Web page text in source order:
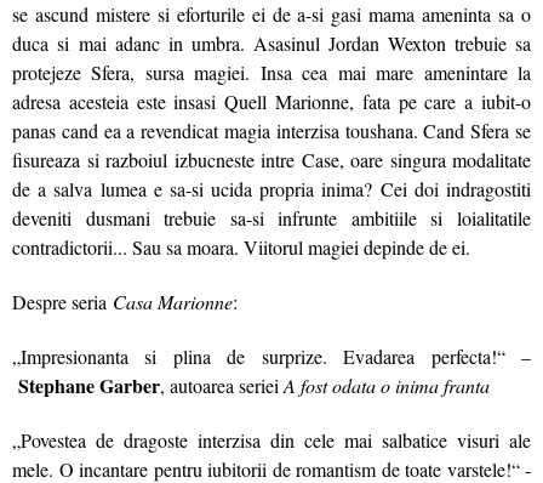
se ascund mistere si eforturile ei de a-si gasi mama ameninta sa o
duca si mai adanc in umbra. Asasinul Jordan Wexton trebuie sa
protejeze Sfera, sursa magiei. Insa cea mai mare amenintare la
adresa acesteia este insasi Quell Marionne, fata pe care a iubit-o
panas cand ea a revendicat magia interzisa toushana. Cand Sfera se
fisureaza si razboiul izbucneste intre Case, oare singura modalitate
de a salva lumea e sa-si ucida propria inima? Cei doi indragostiti
deveniti dusmani trebuie sa-si infrunte ambitiile si loialitatile
contradictorii... Sau sa moara. Viitorul magiei depinde de ei.
Despre seria Casa Marionne:
„Impresionanta si plina de surprize. Evadarea perfecta!“ –
Stephane Garber, autoarea seriei A fost odata o inima franta
„Povestea de dragoste interzisa din cele mai salbatice visuri ale
mele. O incantare pentru iubitorii de romantism de toate varstele!“ -